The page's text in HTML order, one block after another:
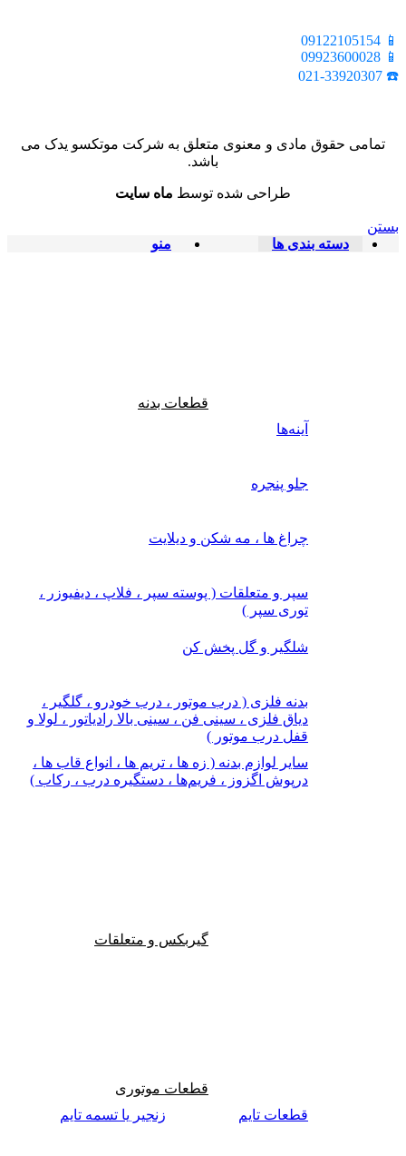
📱 09122105154
📱 09923600028
☎️ 021-33920307
تمامی حقوق مادی و معنوی متعلق به شرکت موتکسو یدک می
باشد.
طراحی شده توسط ماه سایت
بستن
منو
دسته بندی ها
قطعات بدنه
آینه‌ها
جلو پنجره
چراغ‌ ها ، مه‌ شکن و دیلایت
سپر و متعلقات ( پوسته سپر ، فلاپ ، دیفیوزر ،
توری سپر )
شلگیر و گل‌ پخش‌ کن
بدنه فلزی ( درب موتور ، درب خودرو ، گلگیر ،
دیاق فلزی ، سینی فن ، سینی بالا رادیاتور ، لولا و
قفل درب موتور )
سایر لوازم بدنه ( زه ها ، تریم ها ، انواع قاب ها ،
درپوش اگزوز ، فریم‌ها ، دستگیره درب ، رکاب )
گیربکس و متعلقات
قطعات موتوری
قطعات تایم
زنجیر یا تسمه تایم